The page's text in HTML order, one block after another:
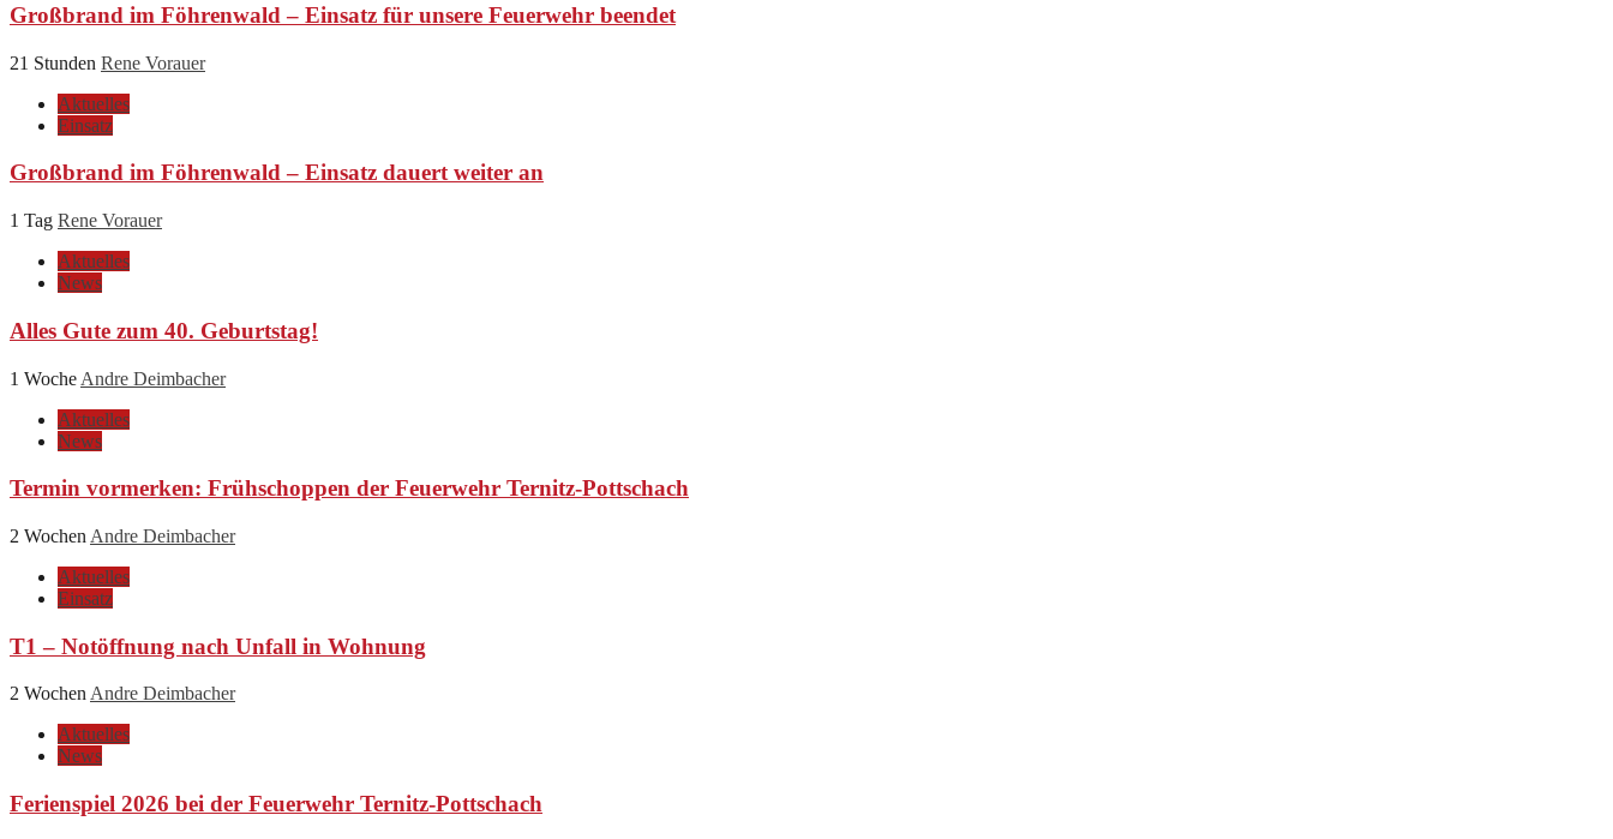
Großbrand im Föhrenwald – Einsatz für unsere Feuerwehr beendet
21 Stunden Rene Vorauer
Aktuelles
Einsatz
Großbrand im Föhrenwald – Einsatz dauert weiter an
1 Tag Rene Vorauer
Aktuelles
News
Alles Gute zum 40. Geburtstag!
1 Woche Andre Deimbacher
Aktuelles
News
Termin vormerken: Frühschoppen der Feuerwehr Ternitz-Pottschach
2 Wochen Andre Deimbacher
Aktuelles
Einsatz
T1 – Notöffnung nach Unfall in Wohnung
2 WochenAndre Deimbacher
Aktuelles
News
Ferienspiel 2026 bei der Feuerwehr Ternitz-Pottschach